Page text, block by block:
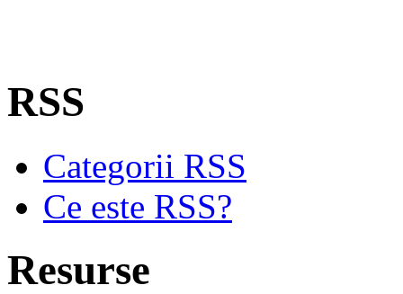
RSS
Categorii RSS
Ce este RSS?
Resurse